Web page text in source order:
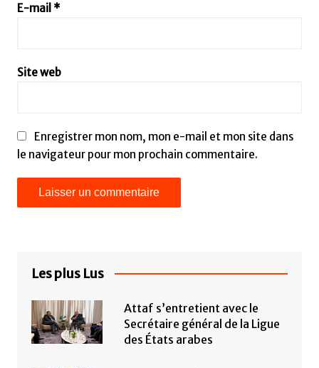
E-mail *
Site web
Enregistrer mon nom, mon e-mail et mon site dans
le navigateur pour mon prochain commentaire.
Les plus Lus
Attaf s’entretient avec le
Secrétaire général de la Ligue
des États arabes